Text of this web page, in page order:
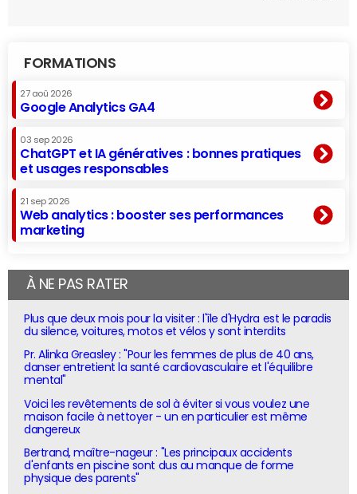
FORMATIONS
27 aoû 2026
Google Analytics GA4
03 sep 2026
ChatGPT et IA génératives : bonnes pratiques
et usages responsables
21 sep 2026
Web analytics : booster ses performances
marketing
À NE PAS RATER
Plus que deux mois pour la visiter : l'île d'Hydra est le paradis
du silence, voitures, motos et vélos y sont interdits
Pr. Alinka Greasley : "Pour les femmes de plus de 40 ans,
danser entretient la santé cardiovasculaire et l'équilibre
mental"
Voici les revêtements de sol à éviter si vous voulez une
maison facile à nettoyer - un en particulier est même
dangereux
Bertrand, maître-nageur : "Les principaux accidents
d'enfants en piscine sont dus au manque de forme
physique des parents"